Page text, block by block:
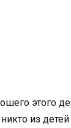
этого
из